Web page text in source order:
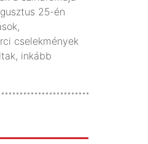
25-én
cselekmények
inkább